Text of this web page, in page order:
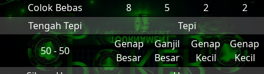
Colok Bebas
8 5 2
2
Tengah Tepi
Tepi
50 - 50
Genap
Besar
Ganjil
Besar
Genap
Kecil
Genap
Kecil